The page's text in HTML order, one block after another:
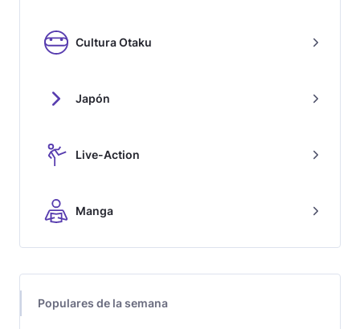
Cultura Otaku
Japón
Live-Action
Manga
Populares de la semana